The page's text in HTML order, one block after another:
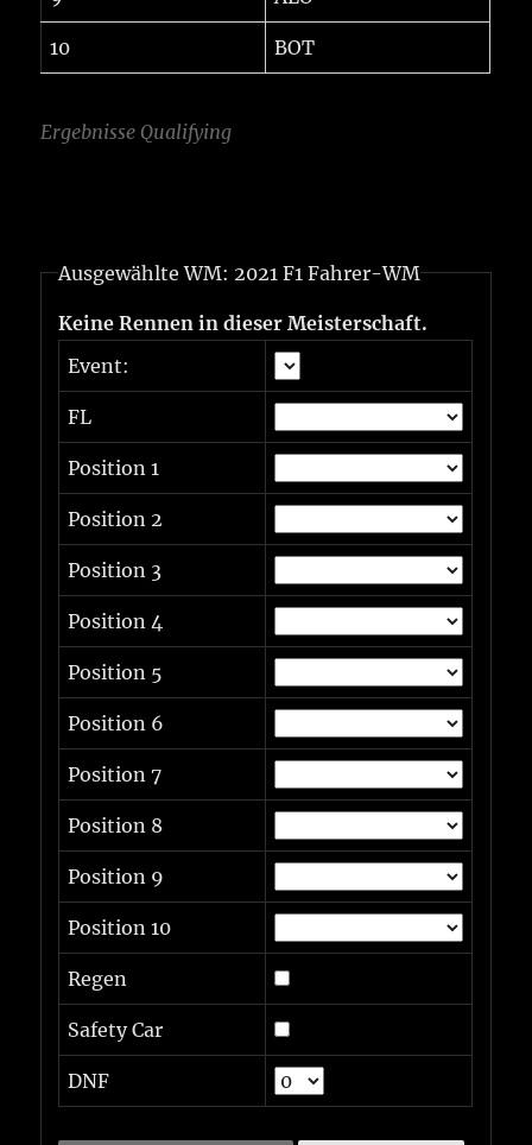
10 BOT
Ergebnisse Qualifying
Ausgewählte WM: 2021 F1 Fahrer-WM
Keine Rennen in dieser Meisterschaft.
Event:
FL
Position 1
Position 2
Position 3
Position 4
Position 5
Position 6
Position 7
Position 8
Position 9
Position 10
Regen
Safety Car
DNF